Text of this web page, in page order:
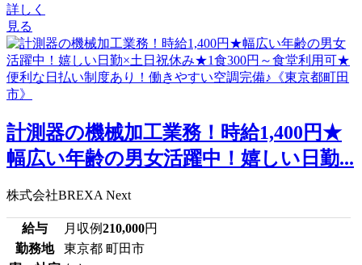
詳しく
見る
計測器の機械加工業務！時給1,400円★
幅広い年齢の男女活躍中！嬉しい日勤...
株式会社BREXA Next
給与 月収例210,000円
勤務地
東京都 町田市